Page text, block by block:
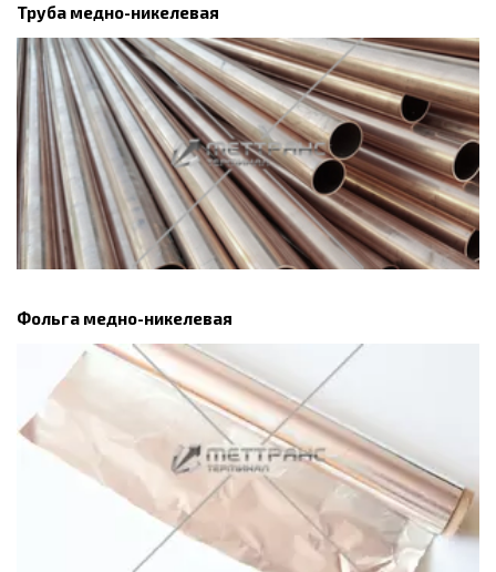
Труба медно-никелевая
Фольга медно-никелевая